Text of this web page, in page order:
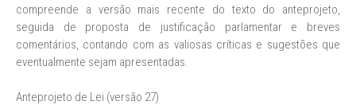
compreende a versão mais recente do texto do anteprojeto,
seguida de proposta de justificação parlamentar e breves
comentários, contando com as valiosas críticas e sugestões que
eventualmente sejam apresentadas.
Anteprojeto de Lei (versão 27)